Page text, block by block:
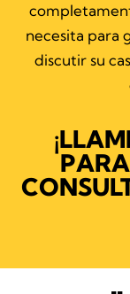
necesita para
discutir su